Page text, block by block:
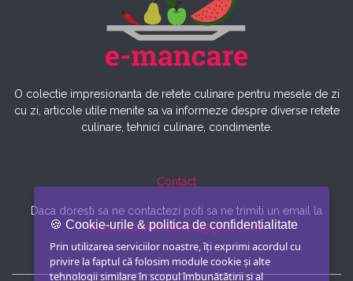
O colectie impresionanta de retete culinare pentru mesele de zi
cu zi, articole utile menite sa va informeze despre diverse retete
culinare, tehnici culinare, condimente.
Contact
Daca doresti sa ne contactezi poti sa ne trimiti un email la
maria.andreea.mihaela@gmail.com
🍪 Cookie-urile & politica de confidentialitate
Prin utilizarea serviciilor noastre, îți exprimi acordul cu
privire la faptul că folosim module cookie și alte
tehnologii similare în scopul îmbunătățirii și al